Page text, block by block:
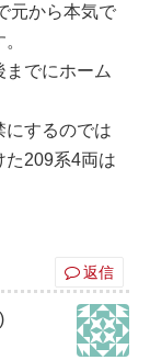
元から本気で
までにホーム
にするのでは
た209系4両は
返信